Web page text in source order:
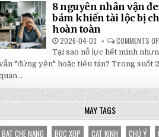
8 nguyên nhân vận
bám khiến tài lộc bị
hoàn toàn
2026-04-03 COMMENTS
Tại sao nỗ lực hết mình
"đứng yên" hoặc tiêu tán? Trong suốt
MAY TAGS
BAT CHE NANG BOC XOP CAT KINH CHÚ Ý